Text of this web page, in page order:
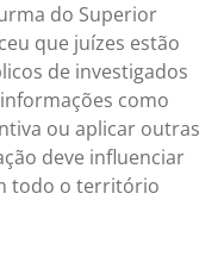
do Superior
que juízes estão
de investigados
como
ou aplicar outras
deve influenciar
todo o território